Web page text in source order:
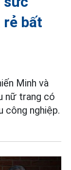
rẻ bất
Minh và
nữ trang có
công nghiệp.